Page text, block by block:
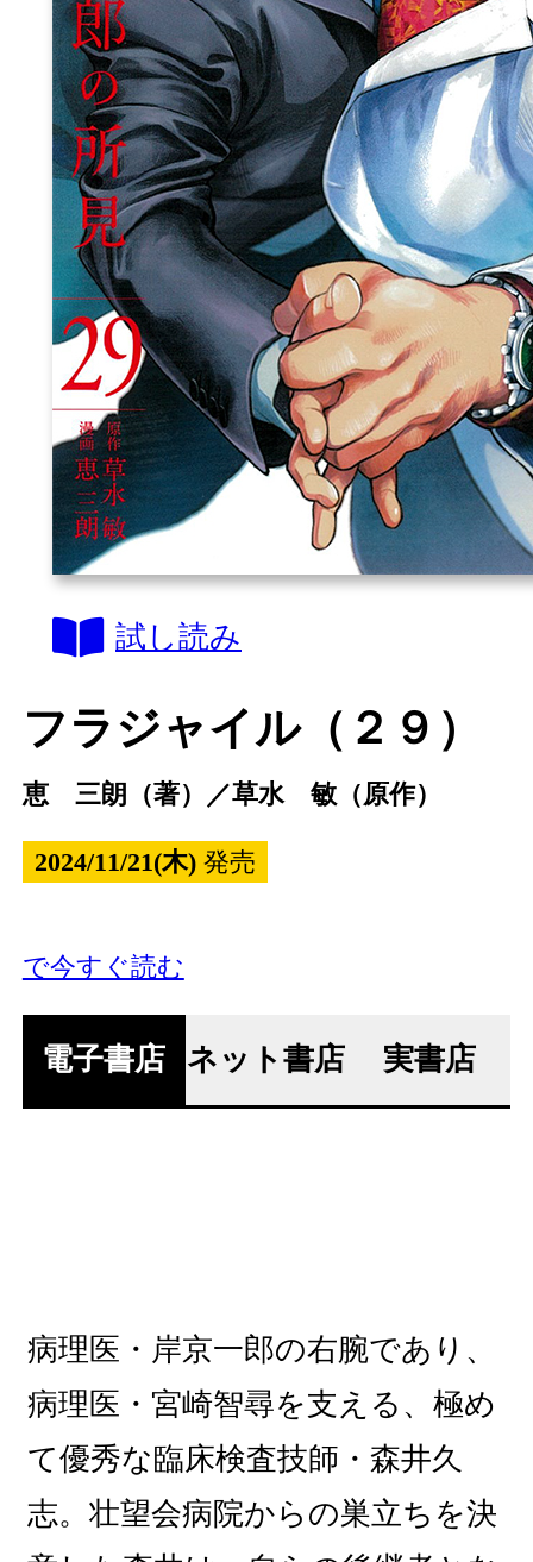
試し読み
フラジャイル（２９）
恵 三朗（著）／草水 敏（原作）
2024/11/21(木)発売
で今すぐ読む
電子書店 ネット書店 実書店
病理医・岸京一郎の右腕であり、
病理医・宮崎智尋を支える、極め
て優秀な臨床検査技師・森井久
志。壮望会病院からの巣立ちを決